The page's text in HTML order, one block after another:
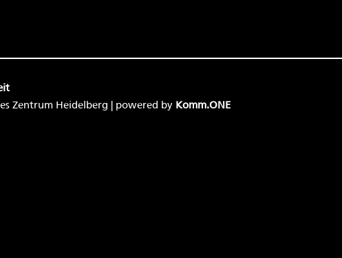
Zentrum Heidelberg | powered by Komm.ONE